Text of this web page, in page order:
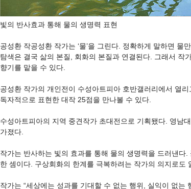
빛의 반사효과 통해 물의 생명력 표현
공성환 작공성환 작가는 ‘물’을 그린다. 정확하게 말하면 물
탐색은 결국 삶의 본질, 회화의 본질과 연결된다. 그래서 작
향기를 맡을 수 있다.
공성환 작가의 개인전이 수성아트피아 호반갤러리에서 열
독자적으로 표현한 대작 25점을 만나볼 수 있다.
수성아트피아의 지역 중견작가 초대전으로 기획됐다. 영남
가졌다.
작가는 반사하는 빛의 효과를 통해 물의 생명력을 드러낸
한 셈이다. 구상회화의 한계를 극복하려는 작가의 의지로도
작가는 “세상에는 성과를 기대할 수 없는 행위, 실익이 없